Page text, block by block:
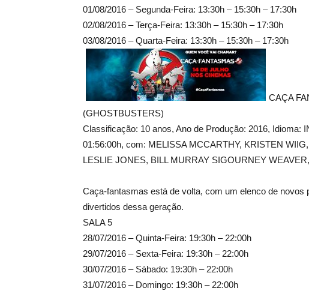
01/08/2016 – Segunda-Feira: 13:30h – 15:30h – 17:30h
02/08/2016 – Terça-Feira: 13:30h – 15:30h – 17:30h
03/08/2016 – Quarta-Feira: 13:30h – 15:30h – 17:30h
CAÇA
(GHOSTBUSTERS)
Classificação: 10 anos, Ano de Produção: 2016, Idioma:
01:56:00h, com: MELISSA MCCARTHY, KRISTEN
LESLIE JONES, BILL MURRAY SIGOURNEY
Caça-fantasmas está de volta, com um elenco de novos
divertidos dessa geração.
SALA 5
28/07/2016 – Quinta-Feira: 19:30h – 22:00h
29/07/2016 – Sexta-Feira: 19:30h – 22:00h
30/07/2016 – Sábado: 19:30h – 22:00h
31/07/2016 – Domingo: 19:30h – 22:00h